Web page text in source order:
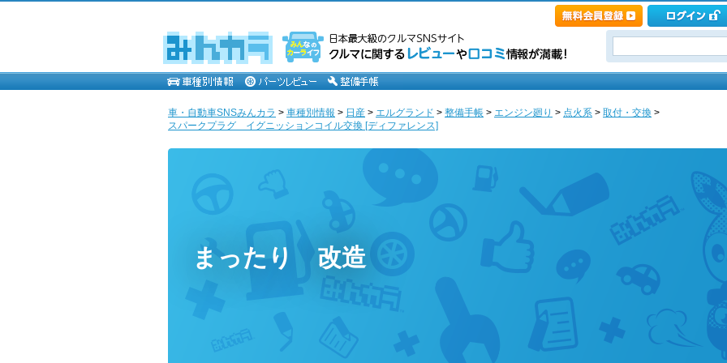
車・自動車SNSみんカラ > 車種別情報 > 日産 > エルグランド > 整備手帳 > エンジン廻り > 点火系 > 取付・交換 >
スパークプラグ イグニッションコイル交換 [ディファレンス]
まったり 改造